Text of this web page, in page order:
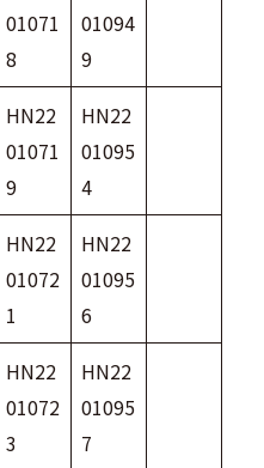
01071
8
01094
9
HN22
01071
9
HN22
01095
4
HN22
01072
1
HN22
01095
6
HN22
01072
3
HN22
01095
7